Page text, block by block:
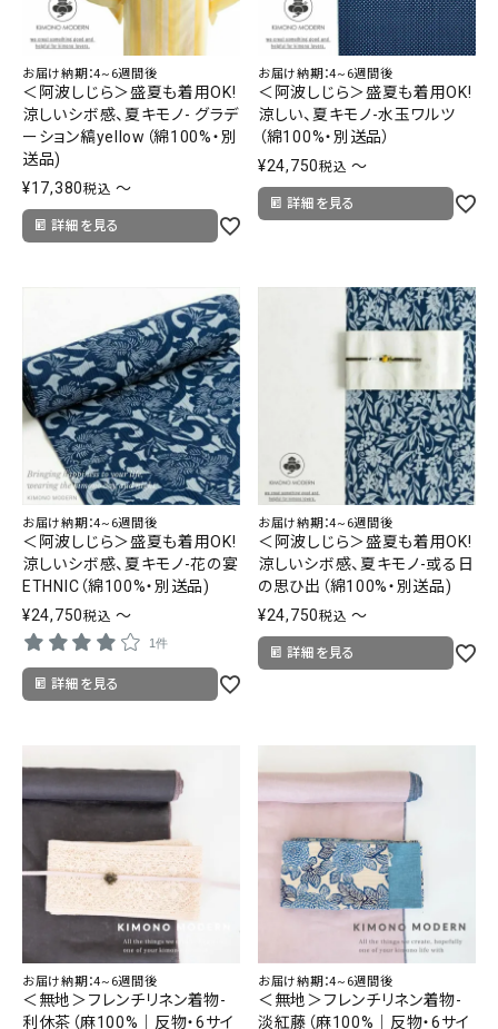
お届け納期：4~6週間後
＜阿波しじら＞盛夏も着用OK!
涼しいシボ感、夏キモノ- グラデ
ーション縞yellow（綿100%・別
送品)
¥17,380税込 〜
詳細を見る
お届け納期：4~6週間後
＜阿波しじら＞盛夏も着用OK!
涼しい、夏キモノ-水玉ワルツ
（綿100%・別送品）
¥24,750税込 〜
詳細を見る
お届け納期：4~6週間後
＜阿波しじら＞盛夏も着用OK!
涼しいシボ感、夏キモノ-花の宴
ETHNIC（綿100%・別送品)
¥24,750税込 〜
1件
詳細を見る
お届け納期：4~6週間後
＜阿波しじら＞盛夏も着用OK!
涼しいシボ感、夏キモノ-或る日
の思ひ出（綿100%・別送品)
¥24,750税込 〜
詳細を見る
お届け納期：4~6週間後
＜無地＞フレンチリネン着物-
利休茶（麻100%｜反物・6サイ
お届け納期：4~6週間後
＜無地＞フレンチリネン着物-
淡紅藤（麻100%｜反物・6サイ